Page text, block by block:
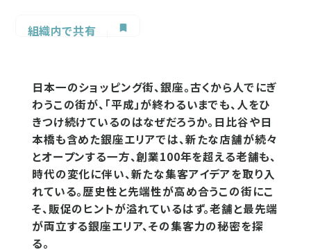
組織内で共有
日本一のショッピング街、銀座。古くから人でにぎ
わうこの街が、「平成」が終わるいまでも、人をひ
きつけ続けているのはなぜだろうか。日比谷や日
本橋も含めた銀座エリアでは、新たな店舗が続々
とオープンする一方、創業100年を超える老舗も、
時代の変化に伴い、新たな集客アイデアを取り入
れている。歴史性と先端性が高め合うこの街にこ
そ、販促のヒントが溢れているはず。老舗と最先端
が両立する銀座エリア、その集客力の秘密を探
る。